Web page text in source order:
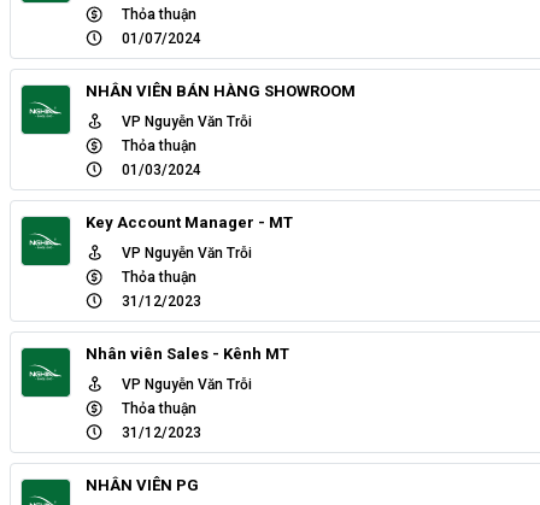
Thỏa thuận
01/07/2024
NHÂN VIÊN BÁN HÀNG SHOWROOM
VP Nguyễn Văn Trỗi
Thỏa thuận
01/03/2024
Key Account Manager - MT
VP Nguyễn Văn Trỗi
Thỏa thuận
31/12/2023
Nhân viên Sales - Kênh MT
VP Nguyễn Văn Trỗi
Thỏa thuận
31/12/2023
NHÂN VIÊN PG